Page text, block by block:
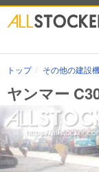
トップ その他の建設
ヤンマー